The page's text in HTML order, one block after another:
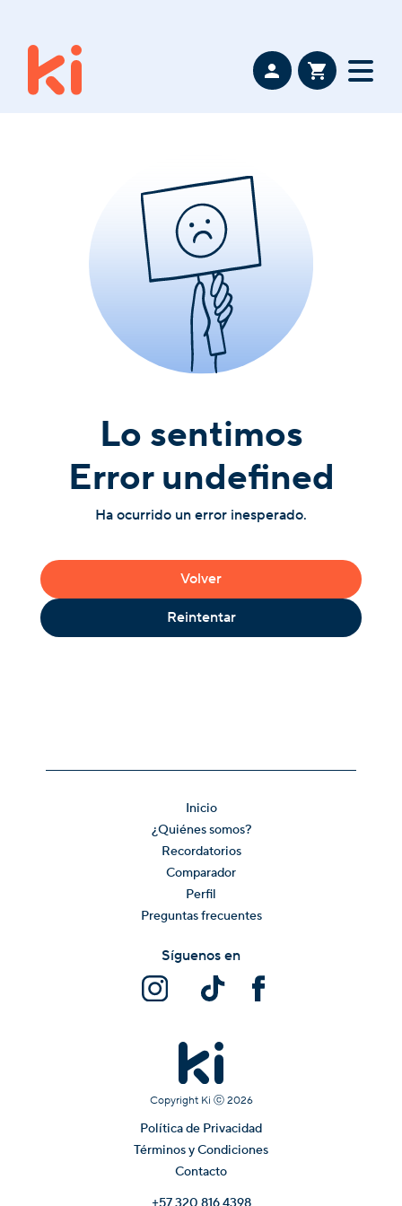
Lo sentimos
Error undefined
Ha ocurrido un error inesperado.
Volver
Reintentar
Inicio
¿Quiénes somos?
Recordatorios
Comparador
Perfil
Preguntas frecuentes
Copyright Ki ⓒ 2026
Política de Privacidad
Términos y Condiciones
Contacto
Síguenos en